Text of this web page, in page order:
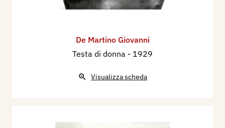
De Martino Giovanni
Testa di donna - 1929
Visualizza scheda